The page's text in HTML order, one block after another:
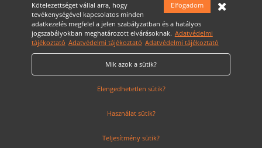
Felíratkozás a hírelevélre
Adatvédelmi nyilatkozatot
Elfogadom
Kötelezettséget vállal arra, hogy
tevékenységével kapcsolatos minden
adatkezelés megfelel a jelen szabályzatban és a hatályos
jogszabályokban meghatározott elvárásoknak. Adatvédelmi
tájékoztató Adatvédelmi tájékoztató Adatvédelmi tájékoztató
Mik azok a sütik?
Elengedhetetlen sütik?
Használat sütik?
Teljesítmény sütik?